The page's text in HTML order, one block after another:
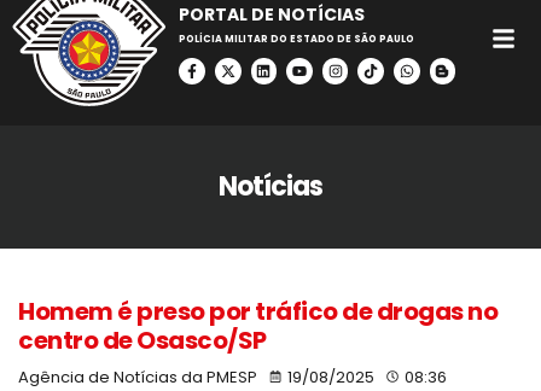
PORTAL DE NOTÍCIAS
POLÍCIA MILITAR DO ESTADO DE SÃO PAULO
Notícias
Homem é preso por tráfico de drogas no
centro de Osasco/SP
Agência de Notícias da PMESP 19/08/2025 08:36